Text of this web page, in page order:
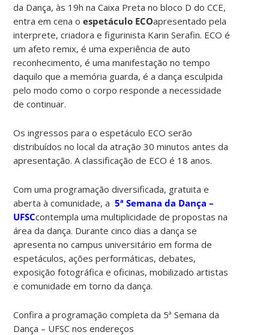
da Dança, às 19h na Caixa Preta no bloco D do CCE,
entra em cena oespetáculo ECOapresentado pela
interprete, criadora e figurinista Karin Serafin. ECO é
um afeto remix, é uma experiência de auto
reconhecimento, é uma manifestação no tempo
daquilo que a memória guarda, é a dança esculpida
pelo modo como o corpo responde a necessidade
de continuar.
Os ingressos para o espetáculo ECO serão
distribuídos no local da atração 30 minutos antes da
apresentação. A classificação de ECO é 18 anos.
Com uma programação diversificada, gratuita e
aberta à comunidade, a5ª Semana da Dança –
UFSCcontempla uma multiplicidade de propostas na
área da dança. Durante cinco dias a dança se
apresenta no campus universitário em forma de
espetáculos, ações performáticas, debates,
exposição fotográfica e oficinas, mobilizado artistas
e comunidade em torno da dança.
Confira a programação completa da 5ª Semana da
Dança – UFSC nos endereços